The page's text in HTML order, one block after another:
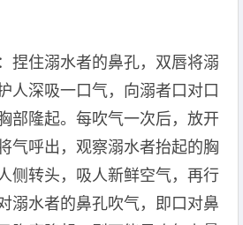
捏住溺水者的鼻孔，双唇将溺
人深吸一口气，向溺者口对口
部隆起。每吹气一次后，放开
气呼出，观察溺水者抬起的胸
侧转头，吸人新鲜空气，再行
溺水者的鼻孔吹气，即口对鼻